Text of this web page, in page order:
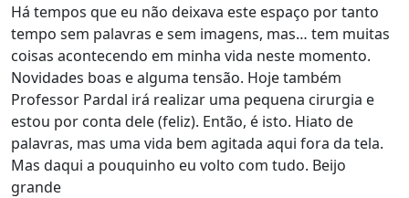
Há tempos que eu não deixava este espaço por tanto
tempo sem palavras e sem imagens, mas… tem muitas
coisas acontecendo em minha vida neste momento.
Novidades boas e alguma tensão. Hoje também
Professor Pardal irá realizar uma pequena cirurgia e
estou por conta dele (feliz). Então, é isto. Hiato de
palavras, mas uma vida bem agitada aqui fora da tela.
Mas daqui a pouquinho eu volto com tudo. Beijo
grande